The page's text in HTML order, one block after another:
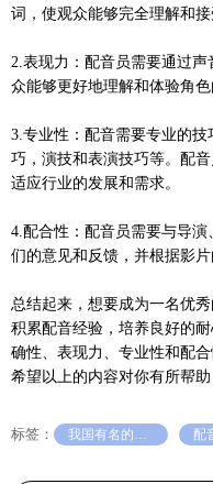
词，使观众能够完全理解和接
2.表现力：配音员需要通过
众能够更好地理解和体验角色
3.专业性：配音需要专业的
巧，演技和表演技巧等。配
适应行业的发展和需求。
4.配合性：配音员需要与导
们的意见和反馈，并根据影
总结起来，想要成为一名优
积累配音经验，培养良好的
确性、表现力、专业性和配
希望以上的内容对你有所帮助
标签：